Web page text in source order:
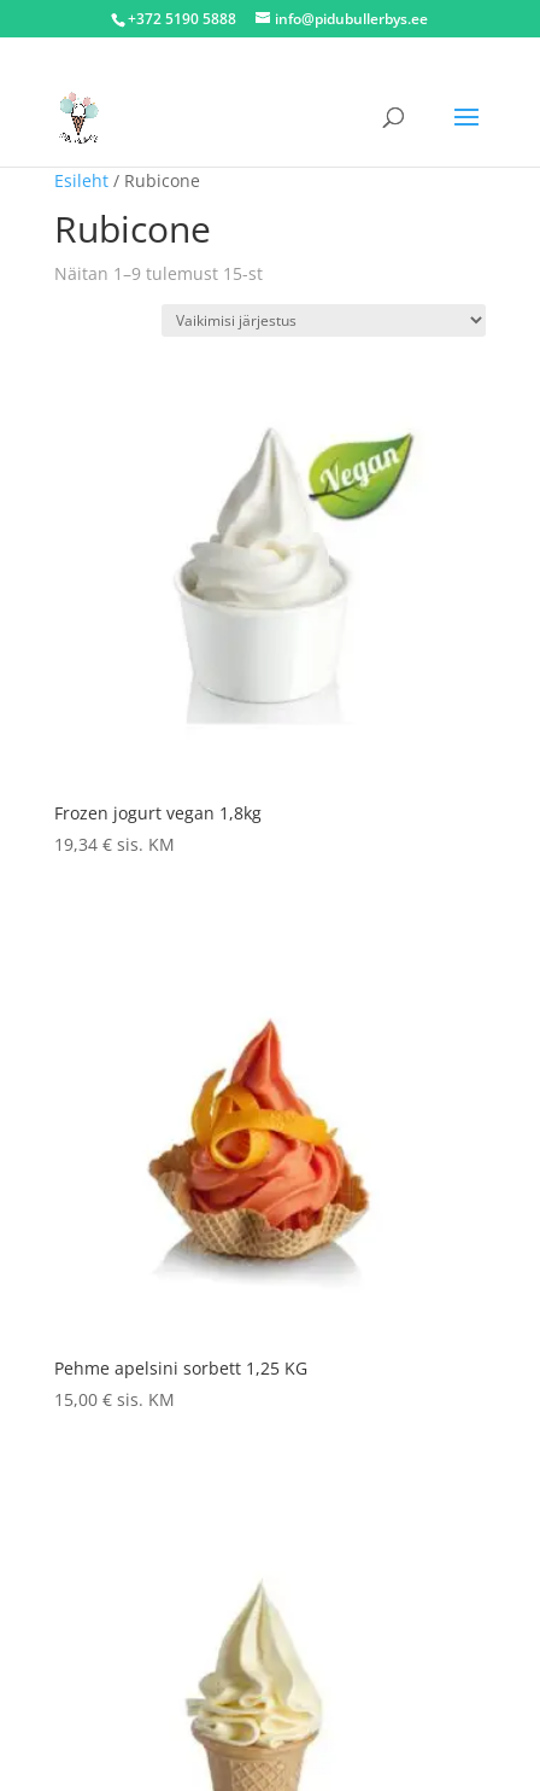
+372 5190 5888 info@pidubullerbys.ee
Esileht/ Rubicone
Rubicone
Näitan 1–9 tulemust 15-st
Frozen jogurt vegan 1,8kg
19,34 € sis. KM
Pehme apelsini sorbett 1,25 KG
15,00 € sis. KM